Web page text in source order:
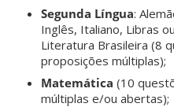
Segunda Língua:
Inglês, Italiano, Libras
Literatura Brasileira (8
proposições múltiplas);
Matemática (10
múltiplas e/ou abertas);